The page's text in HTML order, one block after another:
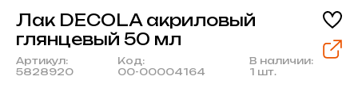
Лак DECOLA акриловый
глянцевый 50 мл
Артикул:
5828920
Код:
00-00004164
В наличии:
1 шт.